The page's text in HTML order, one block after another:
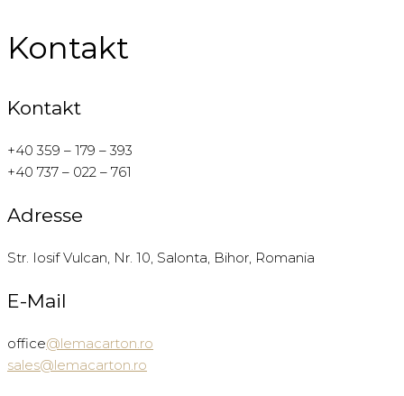
Kontakt
Kontakt
+40 359 – 179 – 393
+40 737 – 022 – 761
Adresse
Str. Iosif Vulcan, Nr. 10, Salonta, Bihor, Romania
E-Mail
office@lemacarton.ro
sales@lemacarton.ro